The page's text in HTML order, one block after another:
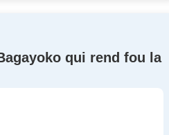
qui rend fou la